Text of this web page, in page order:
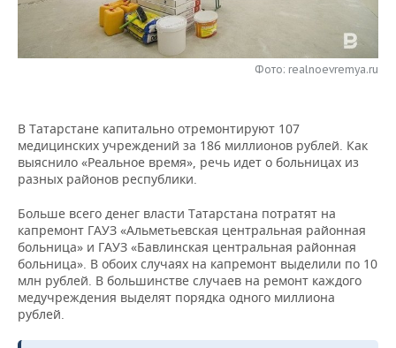
НЕФТЕХИМИЯ
ЭНЕРГЕТИКА
РОЗНИЧНАЯ ТОРГОВЛЯ
НОВОСТИ ТЕХНОЛОГИЙ
ТЕЛЕКОММУНИКАЦИИ
МЕРОПРИЯТИЯ
БИЗНЕС-БРАНЧИ
ОТКРЫТАЯ ЛЕКЦИЯ
ФУТБОЛ
БАСКЕТБОЛ
ВОЛЕЙБОЛ
КИБЕРСПОРТ
НОВОСТИ ОБЩЕСТВА
ИНФРАСТРУКТУРА
ИСТОРИЯ
КУЛЬТУРА
ФОТОГАЛЕРЕЯ
СПРАВОЧНИК
СПИСОК ПЕРСОН
СПИСОК КОМПАНИЙ
ПОЛНАЯ ВЕРСИЯ
Фото: realnoevremya.ru
В Татарстане капитально отремонтируют 107
медицинских учреждений за 186 миллионов рублей. Как
выяснило «Реальное время», речь идет о больницах из
разных районов республики.
Больше всего денег власти Татарстана потратят на
капремонт ГАУЗ «Альметьевская центральная районная
больница» и ГАУЗ «Бавлинская центральная районная
больница». В обоих случаях на капремонт выделили по 10
млн рублей. В большинстве случаев на ремонт каждого
медучреждения выделят порядка одного миллиона
рублей.